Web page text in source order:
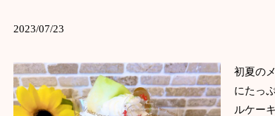
2023/07/23
初夏の
にたっ
ルケー